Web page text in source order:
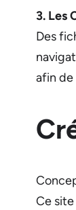
3. Les
Des
afin de
Ce